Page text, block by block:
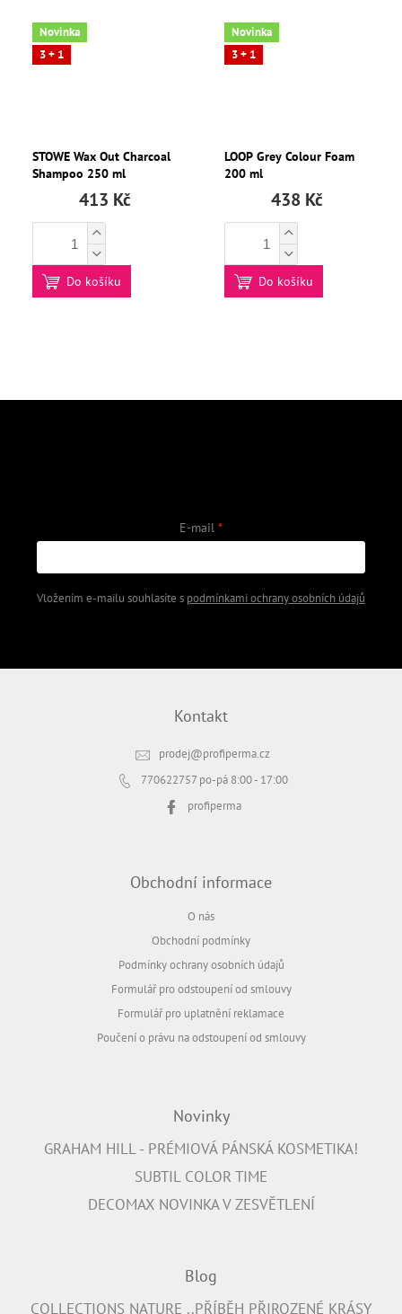
Novinka
3 + 1
STOWE Wax Out Charcoal
Shampoo 250 ml
413 Kč
Do košíku
Novinka
3 + 1
LOOP Grey Colour Foam
200 ml
438 Kč
Do košíku
E-mail
Vložením e-mailu souhlasíte s podmínkami ochrany osobních údajů
Kontakt
prodej@profiperma.cz
770622757 po-pá 8:00 - 17:00
profiperma
Obchodní informace
O nás
Obchodní podmínky
Podmínky ochrany osobních údajů
Formulář pro odstoupení od smlouvy
Formulář pro uplatnění reklamace
Poučení o právu na odstoupení od smlouvy
Novinky
GRAHAM HILL - PRÉMIOVÁ PÁNSKÁ KOSMETIKA!
SUBTIL COLOR TIME
DECOMAX NOVINKA V ZESVĚTLENÍ
Blog
COLLECTIONS NATURE ..PŘÍBĚH PŘIROZENÉ KRÁSY